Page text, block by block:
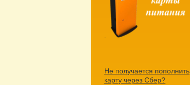
Не получается пополнить
карту через Сбер?